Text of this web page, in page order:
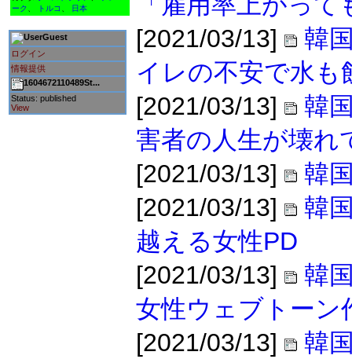
ーク
トルコ 日本
Guest
ログイン
情報提供
1604672110489St...
Status: published
View
[2021/03/13]
韓
イレの不安で水も
[2021/03/13]
韓
害者の人生が壊れ
[2021/03/13]
韓
[2021/03/13]
韓
越える女性PD
[2021/03/13]
韓
女性ウェブトーン
[2021/03/13]
韓